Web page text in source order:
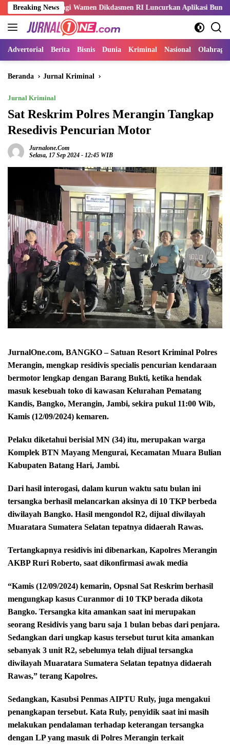
Langsung
ke
konten
Breaking News
Wamen Dikdasmen RI Luncurkan Aplikasi Bungo Pintar
Advertorial Berita Bisnis Dunia Kriminal Nasional Olahraga
Beranda Jurnal Kriminal
Jurnal Kriminal
Sat Reskrim Polres Merangin Tangkap
Resedivis Pencurian Motor
Jurnalone.com
Selasa, 17 Sep 2024 - 12:45 WIB
JurnalOne.com, BANGKO – Satuan Resort Kriminal Polres
Merangin, mengkap residivis specialis pencurian kendaraan
bermotor lengkap dengan Barang Bukti, ketika hendak
masuk kesebuah toko di kawasan Kelurahan Pematang
Kandis, Bangko, Merangin, Jambi, sekira pukul 11:00 Wib,
Kamis (12/09/2024) kemaren.
Pelaku diketahui berisial MN (34) itu, merupakan warga
Komplek BTN Mayang Mengurai, Kecamatan Muara Bulian
Kabupaten Batang Hari, Jambi.
Dari hasil interogasi, dalam kurun waktu satu bulan ini
tersangka berhasil melancarkan aksinya di 10 TKP berbeda
diwilayah Bangko. Hasil mengondol R2, dijual diwilayah
Muaratara Sumatera Selatan tepatnya didaerah Rawas.
Tertangkapnya residivis ini dibenarkan, Kapolres Merangin
AKBP Ruri Roberto, saat dikonfirmasi awak media
“Kamis (12/09/2024) kemarin, Opsnal Sat Reskrim berhasil
mengungkap kasus Curanmor di 10 TKP berada dikota
Bangko. Tersangka kita amankan saat ini merupakan
seorang Residivis yang baru saja 1 bulan bebas dari penjara.
Sedangkan dari ungkap kasus tersebut turut kita amankan
sebanyak 3 unit R2, sebelumya telah dijual tersangka
diwilayah Muaratara Sumatera Selatan tepatnya didaerah
Rawas,” terang Kapolres.
Sedangkan, Kasubsi Penmas AIPTU Ruly, juga mengakui
penangkapan tersebut. Kata Ruly, penyidik saat ini masih
melakukan pendalaman terhadap keterangan tersangka
dengan LP yang masuk di Polres Merangin terkait